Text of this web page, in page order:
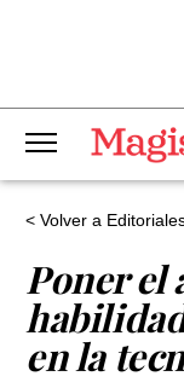
< Volver a
Poner el
en la